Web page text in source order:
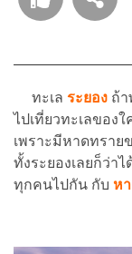
ทะเล ระยอง ถ้
ไปเที่ยวทะเลของ
เพราะมีหาดทราย
ทั้งระยองเลยก็ว่า
ทุกคนไปกัน กับ ห